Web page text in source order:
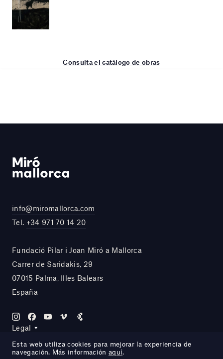
Consulta el catálogo de obras
info@miromallorca.com
Tel. +34 971 70 14 20
Fundació Pilar i Joan Miró a Mallorca
Carrer de Saridakis, 29
07015 Palma, Illes Balears
España
Legal
Esta web utiliza cookies para mejorar la experiencia de
navegación. Más información aquí.